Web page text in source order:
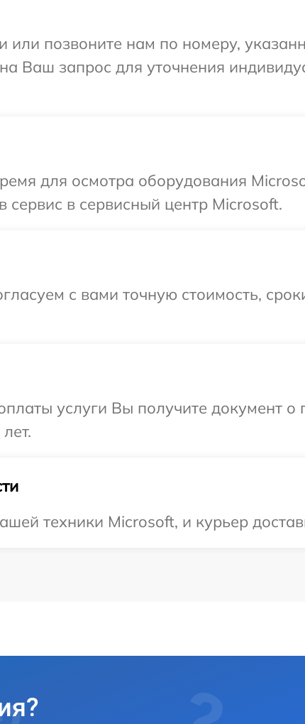
позвоните нам по номеру,
Ваш запрос для уточнения
для осмотра оборудования
сервис в сервисный центр Microsoft.
с вами точную стоимость,
услуги Вы получите документ
техники Microsoft, и курьер